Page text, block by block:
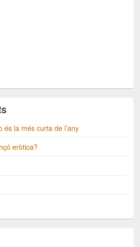
la més curta de l’any
eròtica?